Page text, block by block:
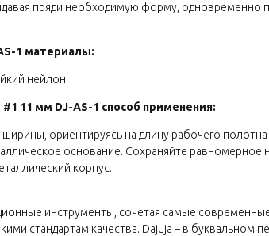
пряди необходимую форму, одновременно
1 материалы:
нейлон.
11 мм DJ-AS-1 способ применения:
ориентируясь на длину рабочего
основание. Сохраняйте равномерное
корпус.
инструменты, сочетая самые
стандартам качества. Dajuja – в буквальном